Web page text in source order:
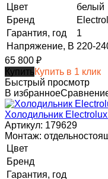
Цвет
белый
Бренд
Гарантия, год
1
Напряжение, В 220-
65 800 ₽
КупитьКупить в 1 клик
Быстрый просмотр
В избранное
Холодильник
Артикул: 179629
Монтаж:
Цвет
Бренд
Гарантия, год